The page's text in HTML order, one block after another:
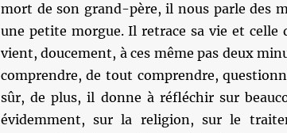
mort de son grand-père, il nous parle des
une petite morgue. Il retrace sa vie et celle
vient, doucement, à ces même pas deux
comprendre, de tout comprendre,
sûr, de plus, il donne à réfléchir sur
évidemment, sur la religion, sur le